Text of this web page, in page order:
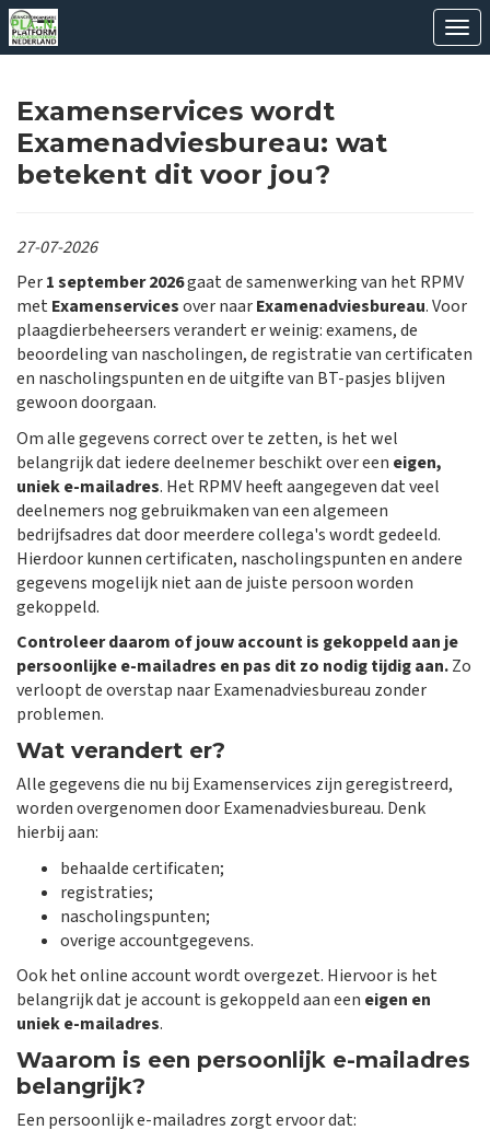
Examenservices wordt
Examenadviesbureau: wat
betekent dit voor jou?
27-07-2026
Per1 september 2026gaat de samenwerking van het RPMV
met Examenservicesover naarExamenadviesbureau. Voor
plaagdierbeheersers verandert er weinig: examens, de
beoordeling van nascholingen, de registratie van certificaten
en nascholingspunten en de uitgifte van BT-pasjes blijven
gewoon doorgaan.
Om alle gegevens correct over te zetten, is het wel
belangrijk dat iedere deelnemer beschikt over een eigen,
uniek e-mailadres. Het RPMV heeft aangegeven dat veel
deelnemers nog gebruikmaken van een algemeen
bedrijfsadres dat door meerdere collega's wordt gedeeld.
Hierdoor kunnen certificaten, nascholingspunten en andere
gegevens mogelijk niet aan de juiste persoon worden
gekoppeld.
Controleer daarom of jouw account is gekoppeld aan je
persoonlijke e-mailadres en pas dit zo nodig tijdig aan.Zo
verloopt de overstap naar Examenadviesbureau zonder
problemen.
Wat verandert er?
Alle gegevens die nu bij Examenservices zijn geregistreerd,
worden overgenomen door Examenadviesbureau. Denk
hierbij aan:
behaalde certificaten;
registraties;
nascholingspunten;
overige accountgegevens.
Ook het online account wordt overgezet. Hiervoor is het
belangrijk dat je account is gekoppeld aan een eigen en
uniek e-mailadres.
Waarom is een persoonlijk e-mailadres
belangrijk?
Een persoonlijk e-mailadres zorgt ervoor dat: